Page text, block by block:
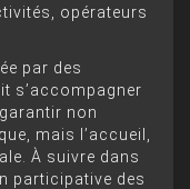
opérateurs
par des
s’accompagner
non
mais l’accueil,
À suivre dans
participative des